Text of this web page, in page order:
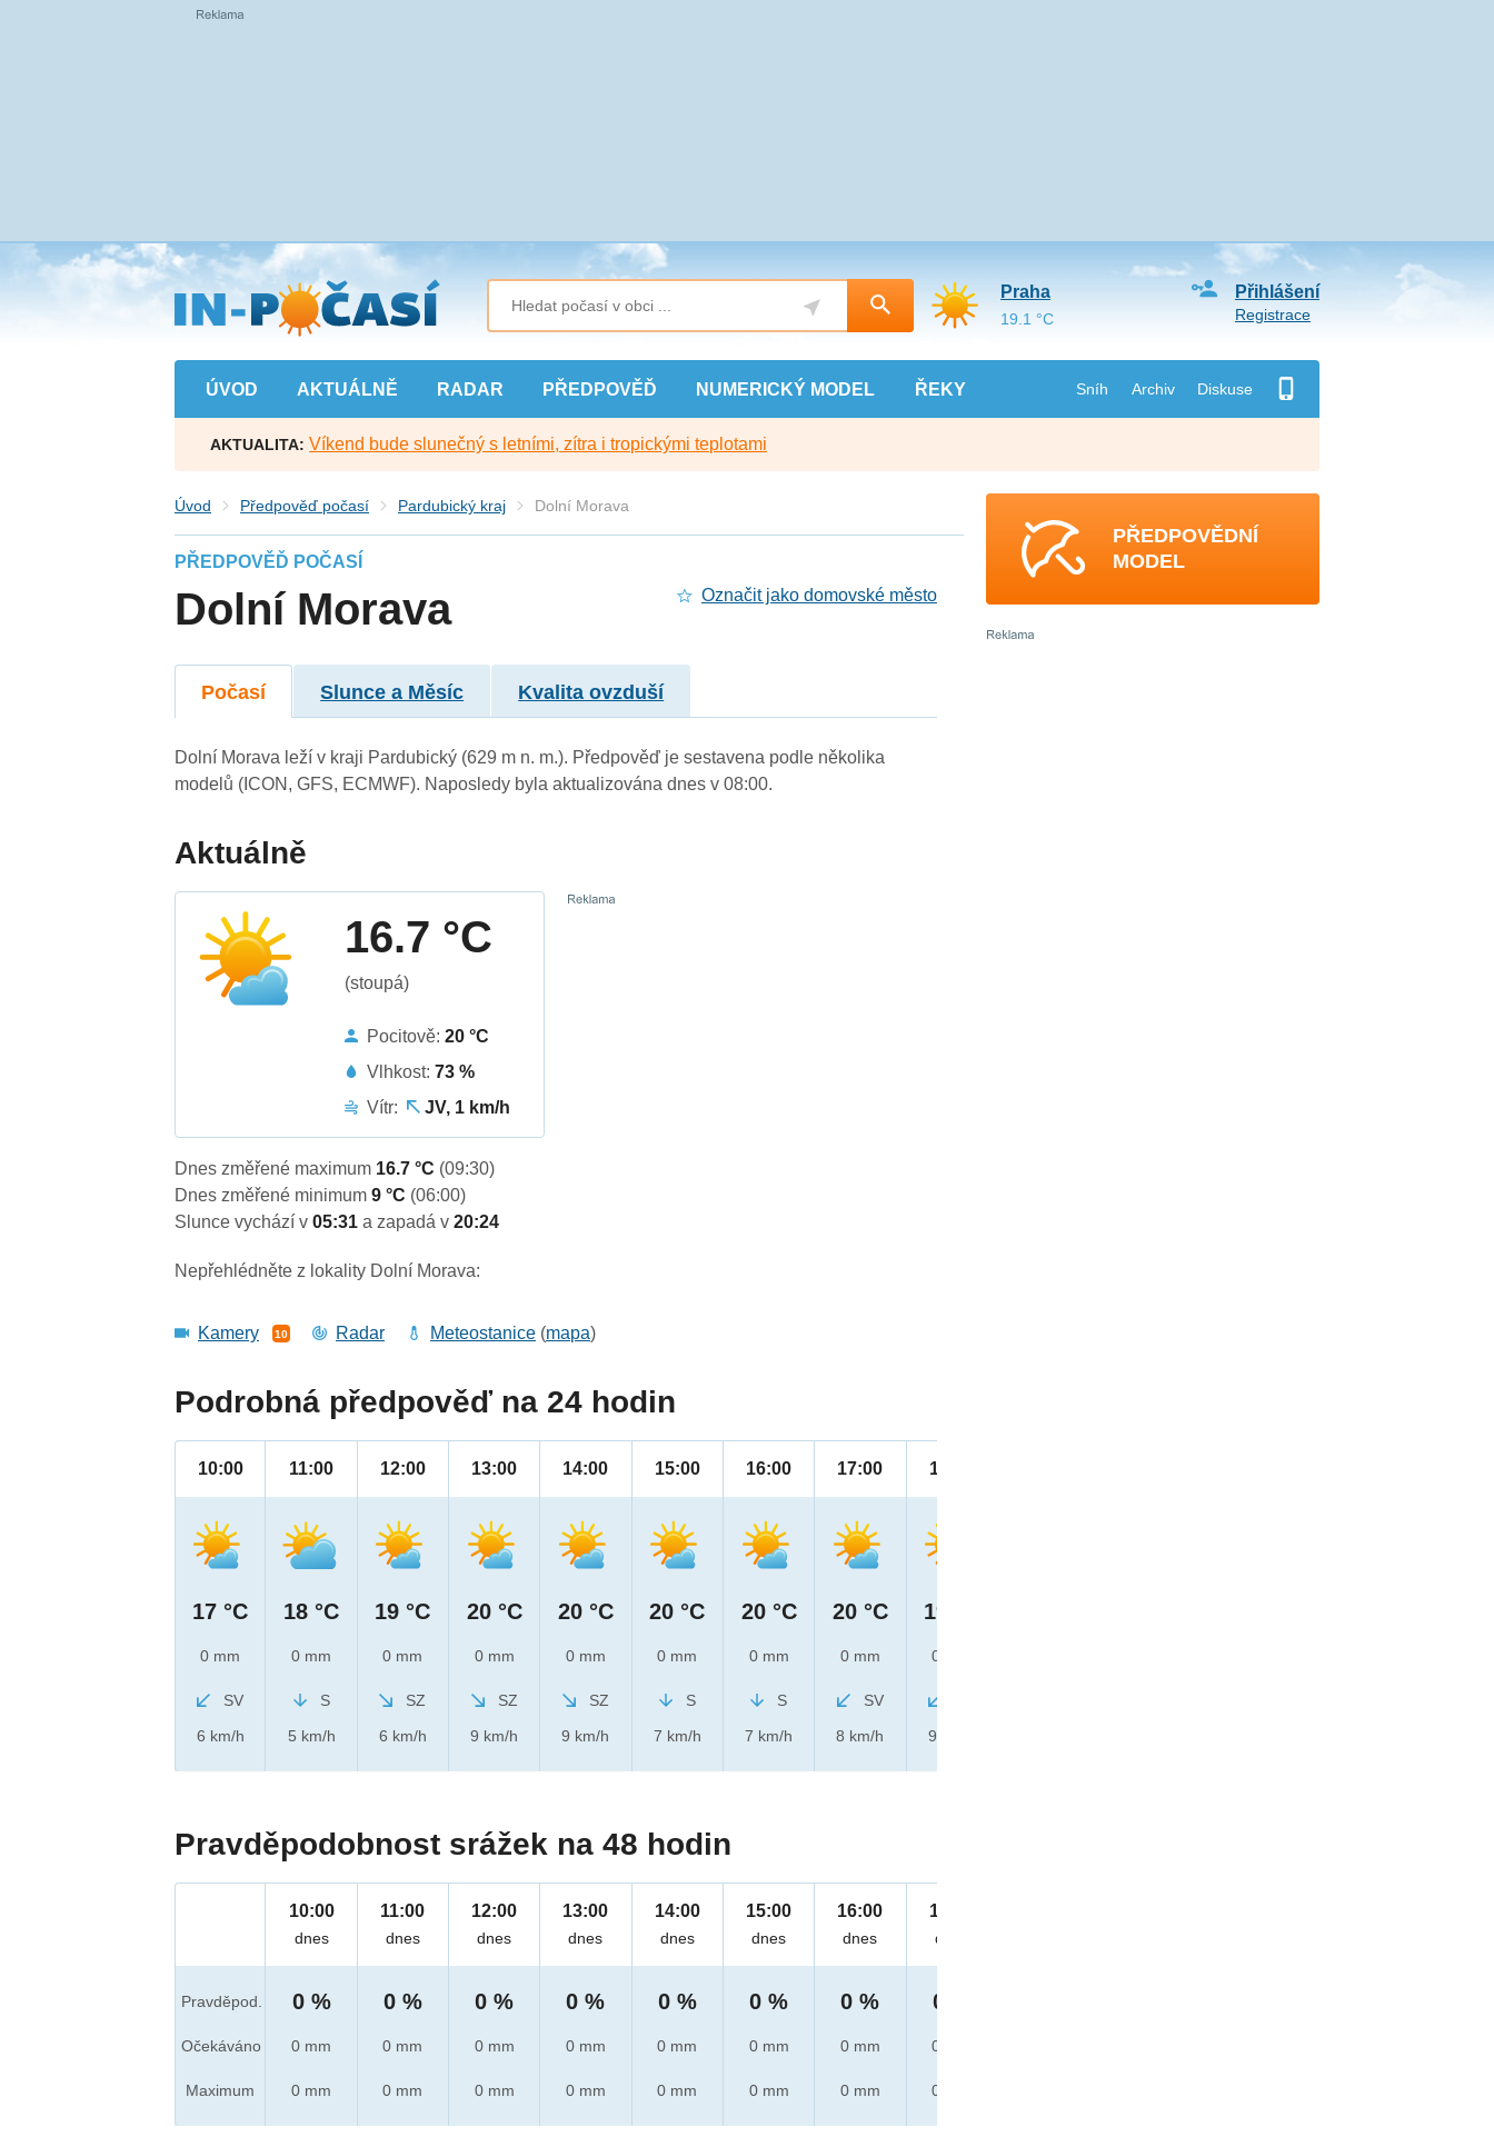
Přejít
na
hlavní
obsah
ÚVOD AKTUÁLNĚ RADAR PŘEDPOVĚĎ NUMERICKÝ MODEL ŘEKY Sníh Archiv Diskuse
Přihlášení
Registrace
Praha
19.1 °C
AKTUALITA: Víkend bude slunečný s letními, zítra i tropickými teplotami
Úvod Předpověď počasí Pardubický kraj Dolní Morava
PŘEDPOVĚĎ POČASÍ
Dolní Morava Označit jako domovské město
Počasí Slunce a Měsíc Kvalita ovzduší
Dolní Morava leží v kraji Pardubický (629 m n. m.). Předpověď je sestavena podle několika
modelů (ICON, GFS, ECMWF). Naposledy byla aktualizována dnes v 08:00.
Aktuálně
16.7 °C
(stoupá)
Pocitově:20 °C
Vlhkost:73 %
Vítr:
JV, 1 km/h
Dnes změřené maximum 16.7 °C (09:30)
Dnes změřené minimum9 °C (06:00)
Slunce vychází v05:31a zapadá v20:24
Nepřehlédněte z lokality Dolní Morava:
Kamery 10 Radar Meteostanice (mapa)
Podrobná předpověď na 24 hodin
10:00
17 °C
0 mm
SV
6 km/h
11:00
18 °C
0 mm
S
5 km/h
12:00
19 °C
0 mm
SZ
6 km/h
13:00
20 °C
0 mm
SZ
9 km/h
14:00
20 °C
0 mm
SZ
9 km/h
15:00
20 °C
0 mm
S
7 km/h
16:00
20 °C
0 mm
S
7 km/h
17:00
20 °C
0 mm
SV
8 km/h
18:00
19 °C
0 mm
9 km/h
Pravděpodobnost srážek na 48 hodin
Pravděpod.
Očekáváno
Maximum
10:00
dnes
0 %
0 mm
0 mm
11:00
dnes
0 %
0 mm
0 mm
12:00
dnes
0 %
0 mm
0 mm
13:00
dnes
0 %
0 mm
0 mm
14:00
dnes
0 %
0 mm
0 mm
15:00
dnes
0 %
0 mm
0 mm
16:00
dnes
0 %
0 mm
0 mm
17:00
dnes
0 %
0 mm
0 mm
PŘEDPOVĚDNÍ
MODEL